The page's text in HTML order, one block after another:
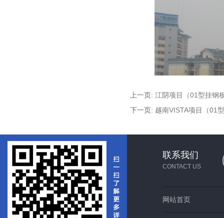
上一页: 江阴项目（01型挂钢
下一页: 越南VISTA项目（01
联系我们
CONTACT US
网站首页